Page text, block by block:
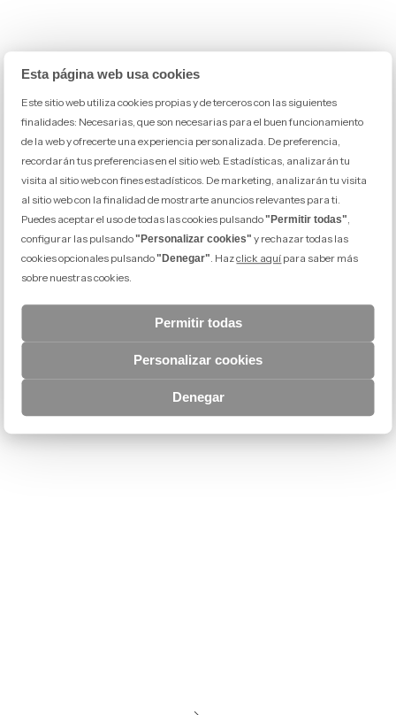
Esta página web usa cookies
Este sitio web utiliza cookies propias y de terceros con las siguientes
finalidades: Necesarias, que son necesarias para el buen funcionamiento
de la web y ofrecerte una experiencia personalizada. De preferencia,
recordarán tus preferencias en el sitio web. Estadísticas, analizarán tu
visita al sitio web con fines estadísticos. De marketing, analizarán tu visita
al sitio web con la finalidad de mostrarte anuncios relevantes para ti.
Puedes aceptar el uso de todas las cookies pulsando"Permitir todas",
configurar las pulsando"Personalizar cookies" y rechazar todas las
cookies opcionales pulsando"Denegar". Hazclick aquí para saber más
sobre nuestras cookies.
Permitir todas
Personalizar cookies
Denegar